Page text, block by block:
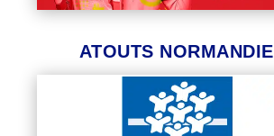
ATOUTS NORMANDIE